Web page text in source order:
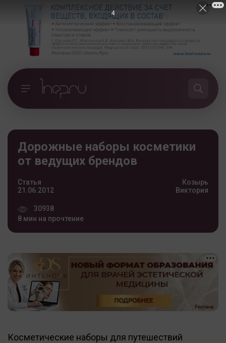
Дорожные наборы косметики
от ведущих брендов
Статья
21.06.2012
30938
8 мин на прочтение
Козырь
Виктория
Косметические наборы для путешествий
3